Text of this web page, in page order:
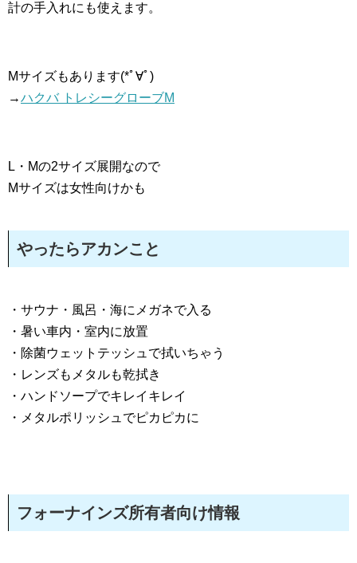
計の手入れにも使えます。
Mサイズもあります(*ﾟ∀ﾟ)
→ハクバ トレシーグローブM
L・Mの2サイズ展開なので
Mサイズは女性向けかも
やったらアカンこと
・サウナ・風呂・海にメガネで入る
・暑い車内・室内に放置
・除菌ウェットテッシュで拭いちゃう
・レンズもメタルも乾拭き
・ハンドソープでキレイキレイ
・メタルポリッシュでピカピカに
フォーナインズ所有者向け情報